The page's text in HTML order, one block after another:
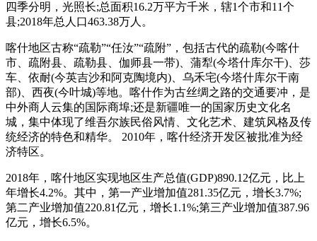
四季分明，光照长;总面积16.2万平方千米，辖1个市和11个
县;2018年总人口463.38万人。
喀什地区古称“疏勒”“任汝”“疏附”，包括古代的疏勒(今喀什
市、疏附县、疏勒县、伽师县一带)、蒲犁(今塔什库尔干)、莎
车、依耐(今英吉沙和阿克陶境内)、乌禾宅(今塔什库尔干南
部)、西夜(今叶城)等地。喀什作为古丝绸之路的交通要冲，是
中外商人云集的国际商埠;还是新疆唯一的国家历史文化名
城，集中体现了维吾尔族民俗风情、文化艺术、建筑风格及传
统经济的特色和精华。 2010年，喀什经济开发区被批准为经
济特区。
2018年，喀什地区实现地区生产总值(GDP)890.12亿元，比上
年增长4.2%。其中，第一产业增加值281.35亿元，增长3.7%;
第二产业增加值220.81亿元，增长1.1%;第三产业增加值387.96
亿元，增长6.5%。